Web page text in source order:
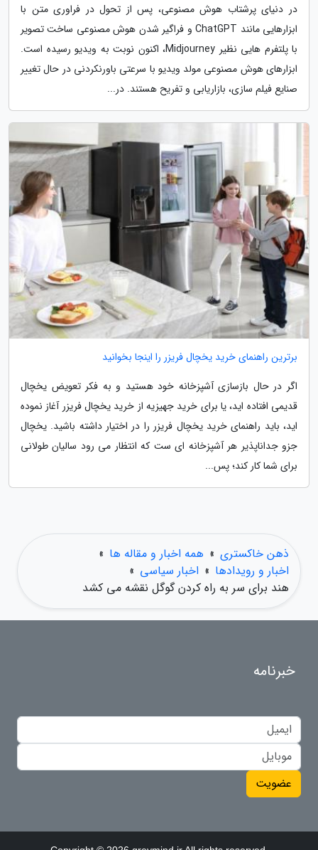
در دنیای پرشتاب هوش مصنوعی، پس از تحول در فراوری متن با
ابزارهایی مانند ChatGPT و فراگیر شدن هوش مصنوعی ساخت تصویر
با پلتفرم هایی نظیر Midjourney، اکنون نوبت به ویدیو رسیده است.
ابزارهای هوش مصنوعی مولد ویدیو با سرعتی باورنکردنی در حال تغییر
صنایع فیلم سازی، بازاریابی و تفریح هستند. در...
برترین راهنمای خرید یخچال فریزر را اینجا بخوانید
اگر در حال بازسازی آشپزخانه خود هستید و به فکر تعویض یخچال
قدیمی افتاده اید، یا برای خرید جهیزیه از خرید یخچال فریزر آغاز نموده
اید، باید راهنمای خرید یخچال فریزر را در اختیار داشته باشید. یخچال
جزو جداناپذیر هر آشپزخانه ای ست که انتظار می رود سالیان طولانی
برای شما کار کند؛ پس...
ذهن خاکستری » همه اخبار و مقاله ها »
اخبار و رویدادها » اخبار سیاسی »
هند برای سر به راه کردن گوگل نقشه می کشد
خبرنامه
عضویت